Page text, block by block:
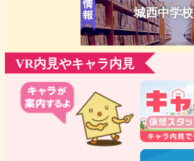
城西中学校
VR内見やキャラ内見